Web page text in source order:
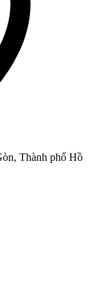
Thành phố Hồ